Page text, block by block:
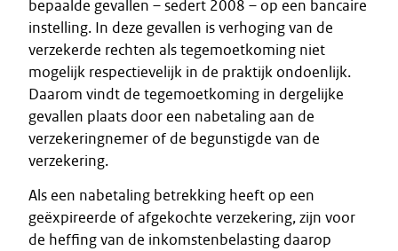
bepaalde gevallen – sedert 2008 – op een bancaire
instelling. In deze gevallen is verhoging van de
verzekerde rechten als tegemoetkoming niet
mogelijk respectievelijk in de praktijk ondoenlijk.
Daarom vindt de tegemoetkoming in dergelijke
gevallen plaats door een nabetaling aan de
verzekeringnemer of de begunstigde van de
verzekering.
Als een nabetaling betrekking heeft op een
geëxpireerde of afgekochte verzekering, zijn voor
de heffing van de inkomstenbelasting daarop